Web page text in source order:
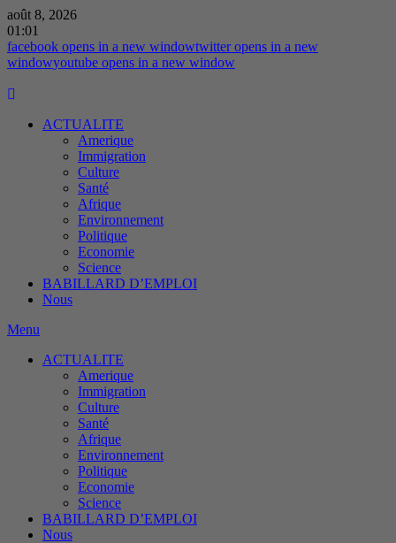
août 8, 2026
01:01
facebook opens in a new windowtwitter opens in a new
windowyoutube opens in a new window
ACTUALITE
Amerique
Immigration
Culture
Santé
Afrique
Environnement
Politique
Economie
Science
BABILLARD D’EMPLOI
Nous
Menu
ACTUALITE
Amerique
Immigration
Culture
Santé
Afrique
Environnement
Politique
Economie
Science
BABILLARD D’EMPLOI
Nous